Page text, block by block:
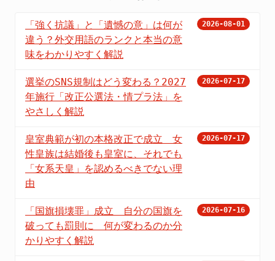
「強く抗議」と「遺憾の意」は何が
違う？外交用語のランクと本当の意
味をわかりやすく解説
2026-08-01
選挙のSNS規制はどう変わる？2027
年施行「改正公選法・情プラ法」を
やさしく解説
2026-07-17
皇室典範が初の本格改正で成立 女
性皇族は結婚後も皇室に、それでも
「女系天皇」を認めるべきでない理
由
2026-07-17
「国旗損壊罪」成立 自分の国旗を
破っても罰則に 何が変わるのか分
かりやすく解説
2026-07-16